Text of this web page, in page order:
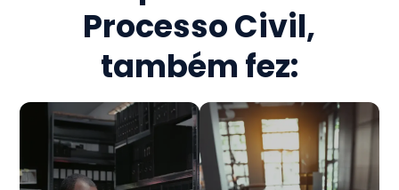
Processo Civil,
também fez: